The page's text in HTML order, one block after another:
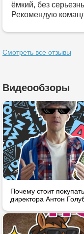
ёмкий, без
Рекомендую
Смотреть все отзывы
Видеообзоры
Почему стоит
директора Антон